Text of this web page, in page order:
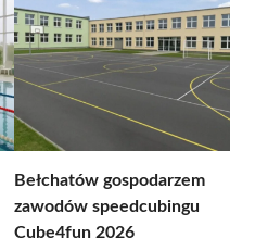
Bełchatów gospodarzem
zawodów speedcubingu
Cube4fun 2026